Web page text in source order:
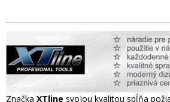
Značka XTline svojou kvalitou spĺňa